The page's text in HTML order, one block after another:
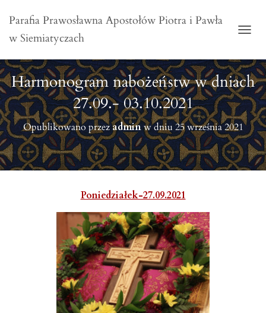
Parafia Prawosławna Apostołów Piotra i Pawła
w Siemiatyczach
Harmonogram nabożeństw w dniach
27.09.- 03.10.2021
Opublikowano przezadminw dniu 25 września 2021
Poniedziałek-27.09.2021